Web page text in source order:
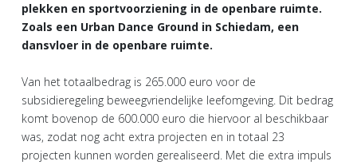
plekken en sportvoorziening in de openbare ruimte.
Zoals een Urban Dance Ground in Schiedam, een
dansvloer in de openbare ruimte.
Van het totaalbedrag is 265.000 euro voor de
subsidieregeling beweegvriendelijke leefomgeving. Dit bedrag
komt bovenop de 600.000 euro die hiervoor al beschikbaar
was, zodat nog acht extra projecten en in totaal 23
projecten kunnen worden gerealiseerd. Met die extra impuls